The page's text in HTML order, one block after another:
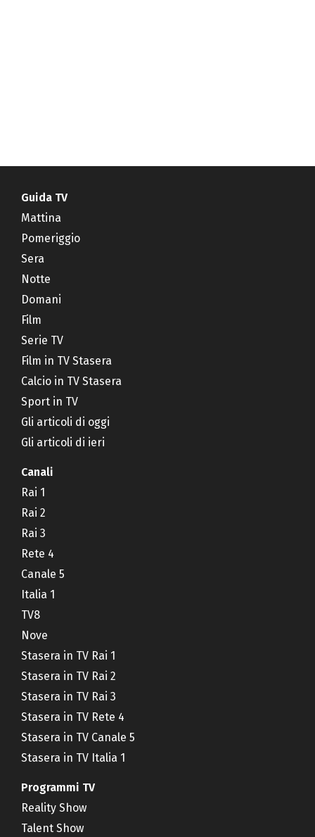
Guida TV
Mattina
Pomeriggio
Sera
Notte
Domani
Film
Serie TV
Film in TV Stasera
Calcio in TV Stasera
Sport in TV
Gli articoli di oggi
Gli articoli di ieri
Canali
Rai 1
Rai 2
Rai 3
Rete 4
Canale 5
Italia 1
TV8
Nove
Stasera in TV Rai 1
Stasera in TV Rai 2
Stasera in TV Rai 3
Stasera in TV Rete 4
Stasera in TV Canale 5
Stasera in TV Italia 1
Programmi TV
Reality Show
Talent Show